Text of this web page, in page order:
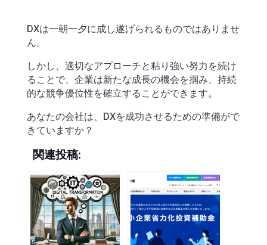
DXは一朝一夕に成し遂げられるものではありませ
ん。
しかし、適切なアプローチと粘り強い努力を続け
ることで、企業は新たな成長の機会を掴み、持続
的な競争優位性を確立することができます。
あなたの会社は、DXを成功させるための準備がで
きていますか？
関連投稿: